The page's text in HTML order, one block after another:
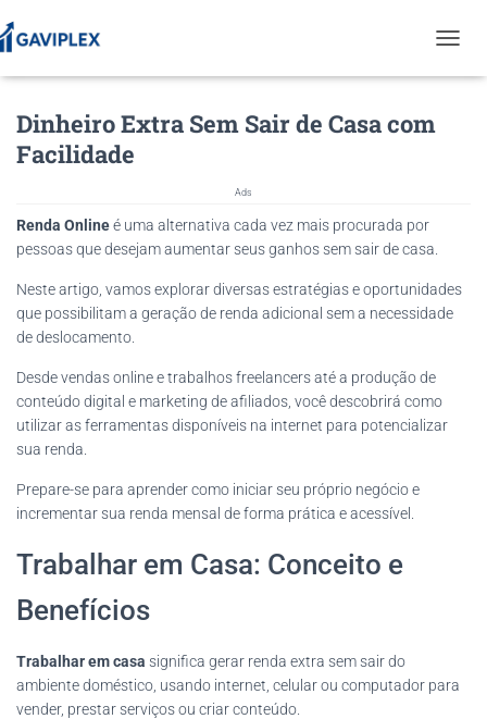
O
I
Dinheiro Extra Sem Sair de Casa com
Facilidade
Ads
Renda Onlineé uma alternativa cada vez mais procurada por
pessoas que desejam aumentar seus ganhos sem sair de casa.
Neste artigo, vamos explorar diversas estratégias e oportunidades
que possibilitam a geração de renda adicional sem a necessidade
de deslocamento.
Desde vendas online e trabalhos freelancers até a produção de
conteúdo digital e marketing de afiliados, você descobrirá como
utilizar as ferramentas disponíveis na internet para potencializar
sua renda.
Prepare-se para aprender como iniciar seu próprio negócio e
incrementar sua renda mensal de forma prática e acessível.
Trabalhar em Casa: Conceito e
Benefícios
Trabalhar em casa significa gerar renda extra sem sair do
ambiente doméstico, usando internet, celular ou computador para
vender, prestar serviços ou criar conteúdo.